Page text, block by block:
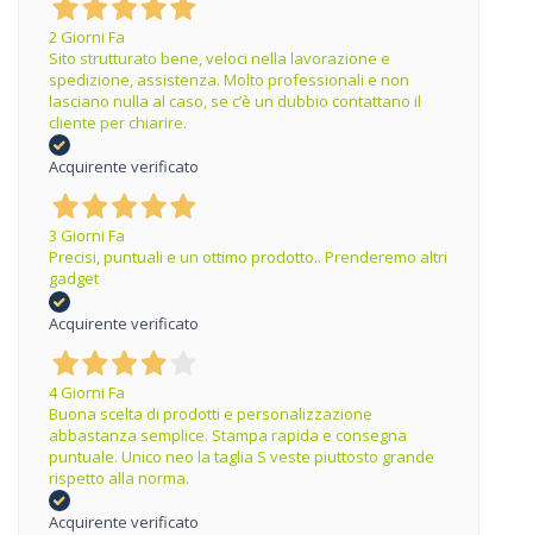
2 Giorni Fa
Sito strutturato bene, veloci nella lavorazione e
spedizione, assistenza. Molto professionali e non
lasciano nulla al caso, se c’è un dubbio contattano il
cliente per chiarire.
Acquirente verificato
3 Giorni Fa
Precisi, puntuali e un ottimo prodotto.. Prenderemo altri
gadget
Acquirente verificato
4 Giorni Fa
Buona scelta di prodotti e personalizzazione
abbastanza semplice. Stampa rapida e consegna
puntuale. Unico neo la taglia S veste piuttosto grande
rispetto alla norma.
Acquirente verificato